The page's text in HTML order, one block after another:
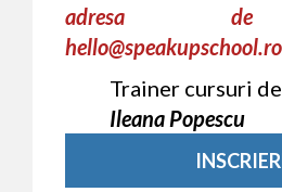
adresa de
Trainer cursuri
Ileana Popescu